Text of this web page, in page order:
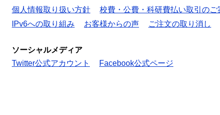
個人情報取り扱い方針
校費・公費・科研費払い取引のご
IPv6への取り組み
お客様からの声 ご注文の取り消し
ソーシャルメディア
Twitter公式アカウント
Facebook公式ページ